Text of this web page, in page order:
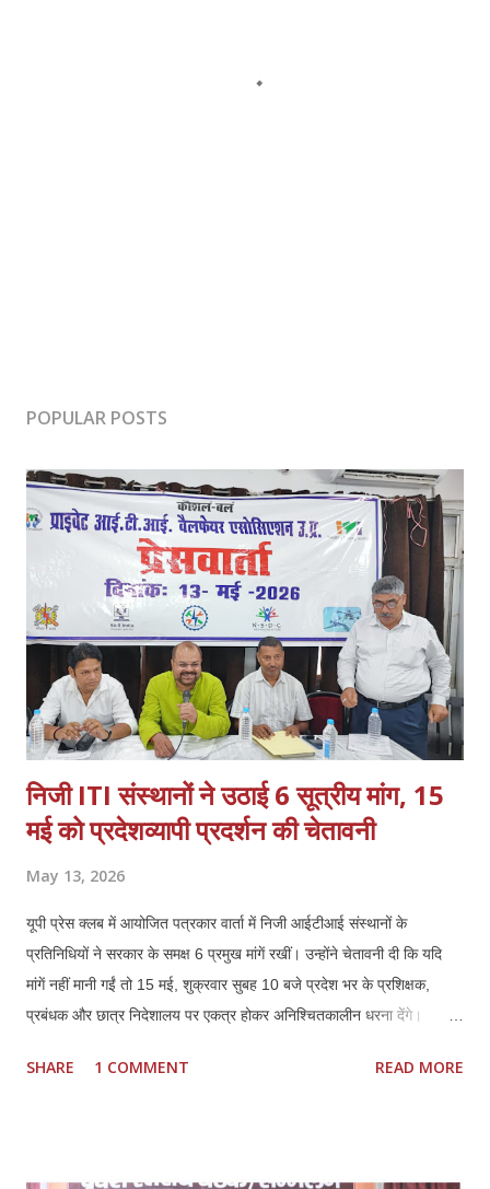
POPULAR POSTS
निजी ITI संस्थानों ने उठाई 6 सूत्रीय मांग, 15
मई को प्रदेशव्यापी प्रदर्शन की चेतावनी
May 13, 2026
यूपी प्रेस क्लब में आयोजित पत्रकार वार्ता में निजी आईटीआई संस्थानों के
प्रतिनिधियों ने सरकार के समक्ष 6 प्रमुख मांगें रखीं। उन्होंने चेतावनी दी कि यदि
मांगें नहीं मानी गईं तो 15 मई, शुक्रवार सुबह 10 बजे प्रदेश भर के प्रशिक्षक,
प्रबंधक और छात्र निदेशालय पर एकत्र होकर अनिश्चितकालीन धरना देंगे।
लेकिन मौजूदा नीतियों से संस्थानों की आर्थिक और प्रशासनिक स्थिति प्रभावित हो
SHARE 1 COMMENT READ MORE